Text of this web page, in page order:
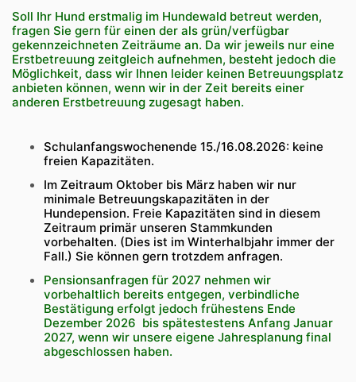
Soll Ihr Hund erstmalig im Hundewald betreut werden,
fragen Sie gern für einen der als grün/verfügbar
gekennzeichneten Zeiträume an. Da wir jeweils nur eine
Erstbetreuung zeitgleich aufnehmen, besteht jedoch die
Möglichkeit, dass wir Ihnen leider keinen Betreuungsplatz
anbieten können, wenn wir in der Zeit bereits einer
anderen Erstbetreuung zugesagt haben.
Schulanfangswochenende 15./16.08.2026: keine
freien Kapazitäten.
Im Zeitraum Oktober bis März haben wir nur
minimale Betreuungskapazitäten in der
Hundepension. Freie Kapazitäten sind in diesem
Zeitraum primär unseren Stammkunden
vorbehalten. (Dies ist im Winterhalbjahr immer der
Fall.) Sie können gern trotzdem anfragen.
Pensionsanfragen für 2027 nehmen wir
vorbehaltlich bereits entgegen, verbindliche
Bestätigung erfolgt jedoch frühestens Ende
Dezember 2026 bis spätestestens Anfang Januar
2027, wenn wir unsere eigene Jahresplanung final
abgeschlossen haben.